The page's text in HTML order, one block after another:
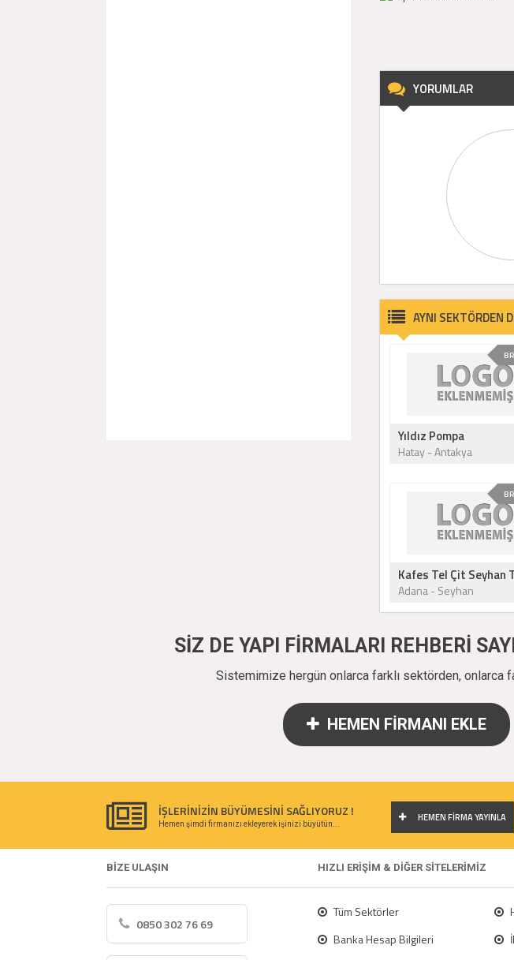
YORUMLAR
AYNI SEKTÖRDEN
Yıldız Pompa
Hatay - Antakya
Kafes Tel Çit Seyhan
Adana - Seyhan
SİZ DE YAPI FİRMALARI REHBERİ
Sistemimize hergün onlarca farklı sektörden, onlarca
HEMEN FİRMANI EKLE
İŞLERİNİZİN BÜYÜMESİNİ SAĞLIYORUZ ! HEMEN FİRMA YAYINLA
Hemen şimdi firmanızı ekleyerek işinizi büyütün...
BİZE ULAŞIN HIZLI ERİŞİM & DİĞER SİTELERİMİZ
0850 302 76 69
Tüm Sektörler
Banka Hesap Bilgileri